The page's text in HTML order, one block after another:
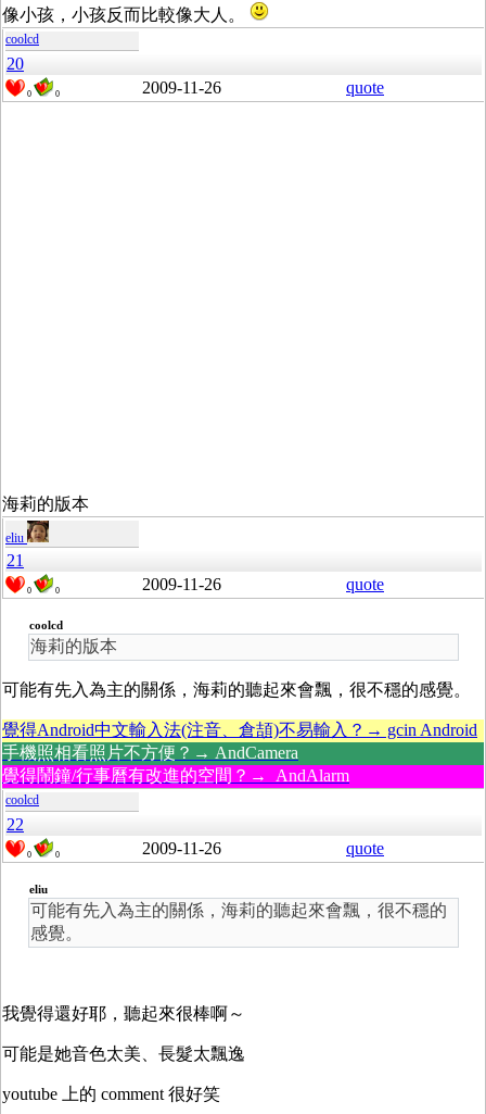
像小孩，小孩反而比較像大人。
coolcd
20
0 0 2009-11-26 quote
海莉的版本
eliu
21
0 0 2009-11-26 quote
coolcd
海莉的版本
可能有先入為主的關係，海莉的聽起來會飄，很不穩的感覺。
覺得Android中文輸入法(注音、倉頡)不易輸入？→ gcin Android
手機照相看照片不方便？→ AndCamera
覺得鬧鐘/行事曆有改進的空間？→ AndAlarm
coolcd
22
0 0 2009-11-26 quote
eliu
可能有先入為主的關係，海莉的聽起來會飄，很不穩的
感覺。
我覺得還好耶，聽起來很棒啊～
可能是她音色太美、長髮太飄逸
youtube 上的 comment 很好笑